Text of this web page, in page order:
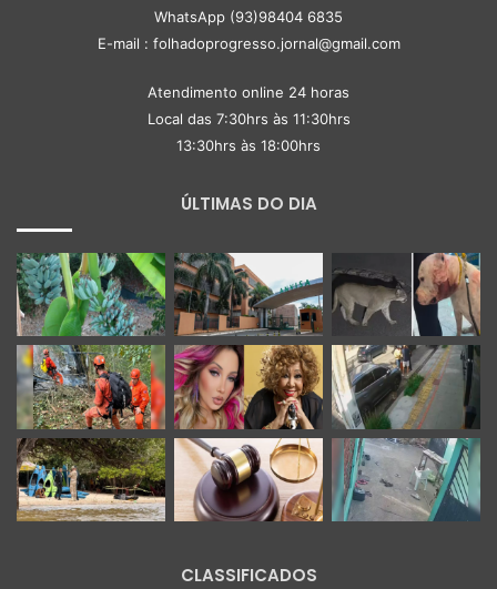
WhatsApp (93)98404 6835
E-mail : folhadoprogresso.jornal@gmail.com
Atendimento online 24 horas
Local das 7:30hrs às 11:30hrs
13:30hrs às 18:00hrs
ÚLTIMAS DO DIA
CLASSIFICADOS